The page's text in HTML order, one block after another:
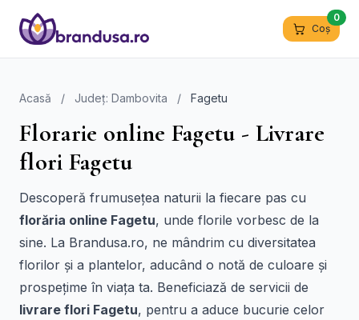
Coș
0
Acasă / Județ: Dambovita / Fagetu
Florarie online Fagetu - Livrare
flori Fagetu
Descoperă frumusețea naturii la fiecare pas cu
florăria online Fagetu, unde florile vorbesc de la
sine. La Brandusa.ro, ne mândrim cu diversitatea
florilor și a plantelor, aducând o notă de culoare și
prospețime în viața ta. Beneficiază de servicii de
livrare flori Fagetu, pentru a aduce bucurie celor